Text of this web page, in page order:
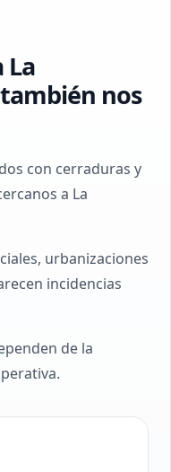
La
nos
con cerraduras y
a La
urbanizaciones
incidencias
de la